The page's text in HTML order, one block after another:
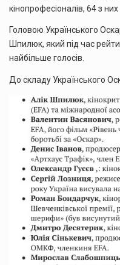
кінопрофесіоналів, 64 з
Головою Українського
Шпилюк, який під час
найбільше голосів.
До складу Українського